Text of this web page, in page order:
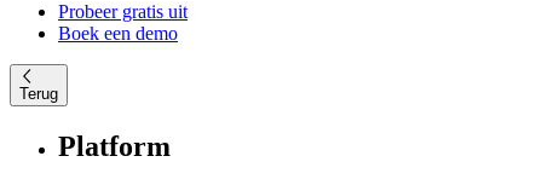
Probeer gratis uit
Boek een demo
Terug
Platform